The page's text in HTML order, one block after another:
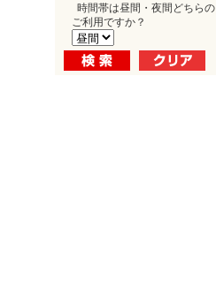
時間帯は昼間・夜間どちらの
ご利用ですか？